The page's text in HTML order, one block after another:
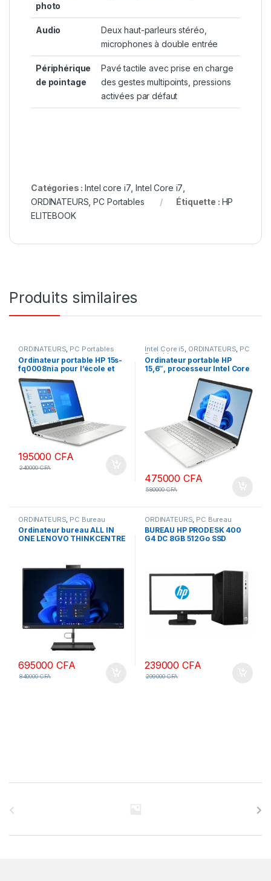
photo
Audio
Deux haut-parleurs stéréo,
microphones à double entrée
Périphérique
de pointage
Pavé tactile avec prise en charge
des gestes multipoints, pressions
activées par défaut
Catégories :Intel core i7 ,Intel Core i7
ORDINATEURS ,PC Portables Étiquette : HP
ELITEBOOK
Produits similaires
ORDINATEURS, PC Portables
Ordinateur portable HP 15s-
fq0008nia pour l’école et
les affaires (Intel Celeron
N4120 4 cœurs, 8 Go de
RAM, SSD PCIe 512 Go, Intel
UHD 600, 15,6″ 60 Hz HD
(1366×768), WiFi, Bluetooth,
webcam, Win 10 Pro)
195000CFA
240000CFA
Intel Core i5, ORDINATEURS, PC
Portables
Ordinateur portable HP
15,6″, processeur Intel Core
i5-1355U de 13e génération,
8 Go de RAM, SSD 512 Go,
écran antireflet FHD,
webcam, pavé numérique,
Wi-Fi, Bluetooth, HDMI,
Windows 11
475000CFA
580000CFA
ORDINATEURS PC Bureau
Ordinateur bureau ALL IN
ONE LENOVO THINKCENTRE
SSD ECRAN 27 Pouces
Windows 11 Pro
695000CFA
840000CFA
ORDINATEURS PC Bureau
BUREAU HP PRODESK 400
G4 DC 8GB 512Go SSD
239000CFA
299000CFA